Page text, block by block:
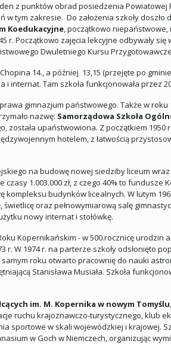
z punktów obrad posiedzenia
tym zakresie. Do założenia szkoły
Koedukacyjne, początkowo
r. Początkowo zajęcia lekcyjne odbywały
Dwuletniego Kursu
14., a później 13,15 (przejęte po
internat. Tam szkoła funkcjonowała przez
gimnazjum państwowego. Także w
nazwę: Samorządowa Szkoła
została upaństwowiona. Z początkiem
hotelem, z łatwością
na budowę nowej siedziby liceum
1.003.000 zł, z czego 40% to
kompleksu budynków licealnych. W lutym
oraz pełnowymiarową salę
nowy internat i stołówkę.
Kopernikańskim - w 500.rocznicę
W 1974 r. na parterze szkoły odsłonięto
roku otwarto pracownię do nauki
Stanisława Musiała. Szkoła
im. M. Kopernika w nowym Tomyślu
ruchu krajoznawczo-turystycznego, klub
w skali wojewódzkiej i krajowej.
w Goch w Niemczech, organizując